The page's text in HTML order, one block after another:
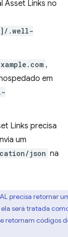
Asset Links no
.well-
,
em
Links precisa
um
json na
precisa retornar
ela será tratada
retornam códigos